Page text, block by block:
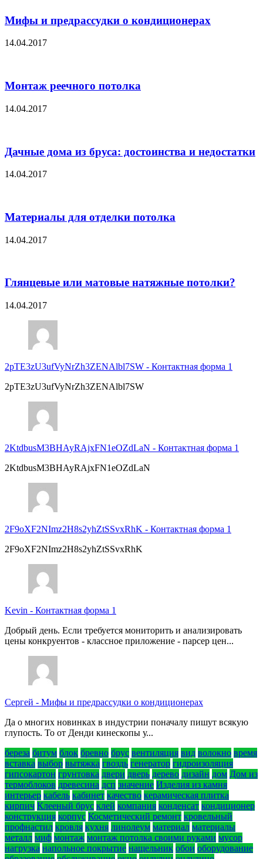
Мифы и предрассудки о кондиционерах
14.04.2017
Монтаж реечного потолка
14.04.2017
Дачные дома из бруса: достоинства и недостатки
14.04.2017
Материалы для отделки потолка
14.04.2017
Глянцевые или матовые натяжные потолки?
14.04.2017
2pTE3zU3ufVyNrZh3ZENAlbl7SW - Контактная форма 1
2pTE3zU3ufVyNrZh3ZENAlbl7SW
2KtdbusM3BHAyRAjxFN1eOZdLaN - Контактная форма 1
2KtdbusM3BHAyRAjxFN1eOZdLaN
2F9oXF2NImz2H8s2yhZtSSvxRhK - Контактная форма 1
2F9oXF2NImz2H8s2yhZtSSvxRhK
Kevin - Контактная форма 1
Добрый день. Если требуется мониторить и анализировать
цены конкруентов - классное приложение - парсер цен...
Сергей - Мифы и предрассудки о кондиционерах
Да о многих новинках в индустрии поначалу пишут всякую
глупость. То от Денди кинескопы у...
береза битум блок бревно брус вентиляция вид волокно время
вставка выбор вытяжка гвоздь генератор гидроизоляция
гипсокартон грунтовка двери дверь дерево дизайн дом Дом из
термоблоков древесина дсп значение Изделия из камня
интерьер кабель кабинет качество керамическая плитка
кирпич Клееный брус клей компания конденсат кондиционер
конструкция корпус Косметический ремонт кровельный
профнастил кровля кухня линолеум материал материалы
металл миф монтаж монтаж потолка своими руками мусор
нагрузка напольное покрытие нащельник обои оборудование